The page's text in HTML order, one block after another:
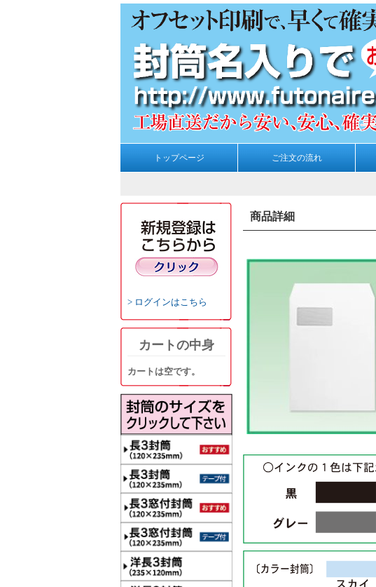
トップページ ご注文の流れ
ログインはこちら
カートの中身
カートは空です。
商品詳細